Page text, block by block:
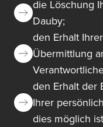
die Löschung
Dauby;
den Erhalt
Übermittlung
den Erhalt der
Ihrer
dies möglich